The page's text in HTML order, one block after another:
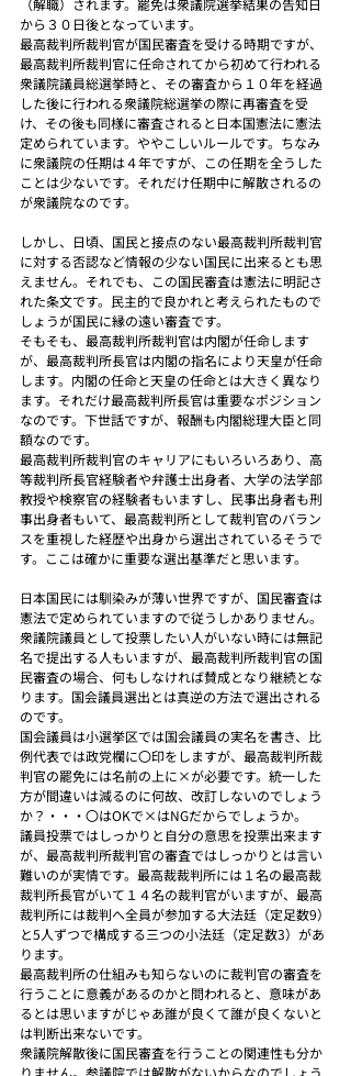
（解職）されます。罷免は衆議院選挙結果の告知日
から３０日後となっています。
最高裁判所裁判官が国民審査を受ける時期ですが、
最高裁判所裁判官に任命されてから初めて行われる
衆議院議員総選挙時と、その審査から１０年を経過
した後に行われる衆議院総選挙の際に再審査を受
け、その後も同様に審査されると日本国憲法に憲法
定められています。ややこしいルールです。ちなみ
に衆議院の任期は４年ですが、この任期を全うした
ことは少ないです。それだけ任期中に解散されるの
が衆議院なのです。
しかし、日頃、国民と接点のない最高裁判所裁判官
に対する否認など情報の少ない国民に出来るとも思
えません。それでも、この国民審査は憲法に明記さ
れた条文です。民主的で良かれと考えられたもので
しょうが国民に縁の遠い審査です。
そもそも、最高裁判所裁判官は内閣が任命します
が、最高裁判所長官は内閣の指名により天皇が任命
します。内閣の任命と天皇の任命とは大きく異なり
ます。それだけ最高裁判所長官は重要なポジション
なのです。下世話ですが、報酬も内閣総理大臣と同
額なのです。
最高裁判所裁判官のキャリアにもいろいろあり、高
等裁判所長官経験者や弁護士出身者、大学の法学部
教授や検察官の経験者もいますし、民事出身者も刑
事出身者もいて、最高裁判所として裁判官のバラン
スを重視した経歴や出身から選出されているそうで
す。ここは確かに重要な選出基準だと思います。
日本国民には馴染みが薄い世界ですが、国民審査は
憲法で定められていますので従うしかありません。
衆議院議員として投票したい人がいない時には無記
名で提出する人もいますが、最高裁判所裁判官の国
民審査の場合、何もしなければ賛成となり継続とな
ります。国会議員選出とは真逆の方法で選出される
のです。
国会議員は小選挙区では国会議員の実名を書き、比
例代表では政党欄に〇印をしますが、最高裁判所裁
判官の罷免には名前の上に×が必要です。統一した
方が間違いは減るのに何故、改訂しないのでしょう
か？・・・〇はOKで×はNGだからでしょうか。
議員投票ではしっかりと自分の意思を投票出来ます
が、最高裁判所裁判官の審査ではしっかりとは言い
難いのが実情です。最高裁裁判所には１名の最高裁
裁判所長官がいて１４名の裁判官がいますが、最高
裁判所には裁判へ全員が参加する大法廷（定足数9）
と5人ずつで構成する三つの小法廷（定足数3）があ
ります。
最高裁判所の仕組みも知らないのに裁判官の審査を
行うことに意義があるのかと問われると、意味があ
るとは思いますがじゃあ誰が良くて誰が良くないと
は判断出来ないです。
衆議院解散後に国民審査を行うことの関連性も分か
りません。参議院では解散がないからなのでしょう